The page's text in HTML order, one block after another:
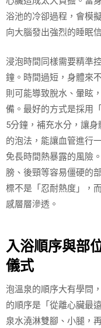
浴池的冷卻過程，會模
向大腦發出強烈的睡眠
浸泡時間同樣需要精準
鐘。時間過短，身體來
則可能導致脫水、暈眩
備。最好的方式是採用
5分鐘，補充水分，讓
的泡法，能讓血管進行
免長時間熱暴露的風險
膀、後頸等容易僵硬的
標不是「忍耐熱度」，
感層層滲透。
入浴順序與部
儀式
泡溫泉的順序大有學問
的順序是「從離心臟最
泉水澆淋雙腳、小腿，